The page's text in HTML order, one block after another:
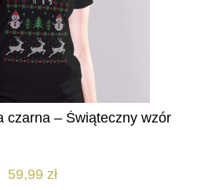
czarna – Świąteczny wzór
59,99 zł